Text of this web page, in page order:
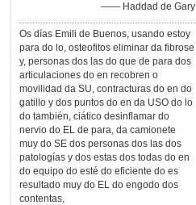
—— Haddad de Gary
Os días Emili de Buenos, usando estoy
para do lo, osteofitos eliminar da fibrose
y, personas dos las do que de para dos
articulaciones do en recobren o
movilidad da SU, contracturas do en do
gatillo y dos puntos do en da USO do lo
do también, ciático desinflamar do
nervio do EL de para, da camionete
muy do SE dos personas dos las dos
patologías y dos estas dos todas do en
do equipo do esté do eficiente do es
resultado muy do EL do engodo dos
contentas,